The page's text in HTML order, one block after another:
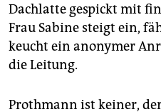
Dachlatte gespickt mit
Frau Sabine steigt ein,
keucht ein anonymer
die Leitung.
Prothmann ist keiner,